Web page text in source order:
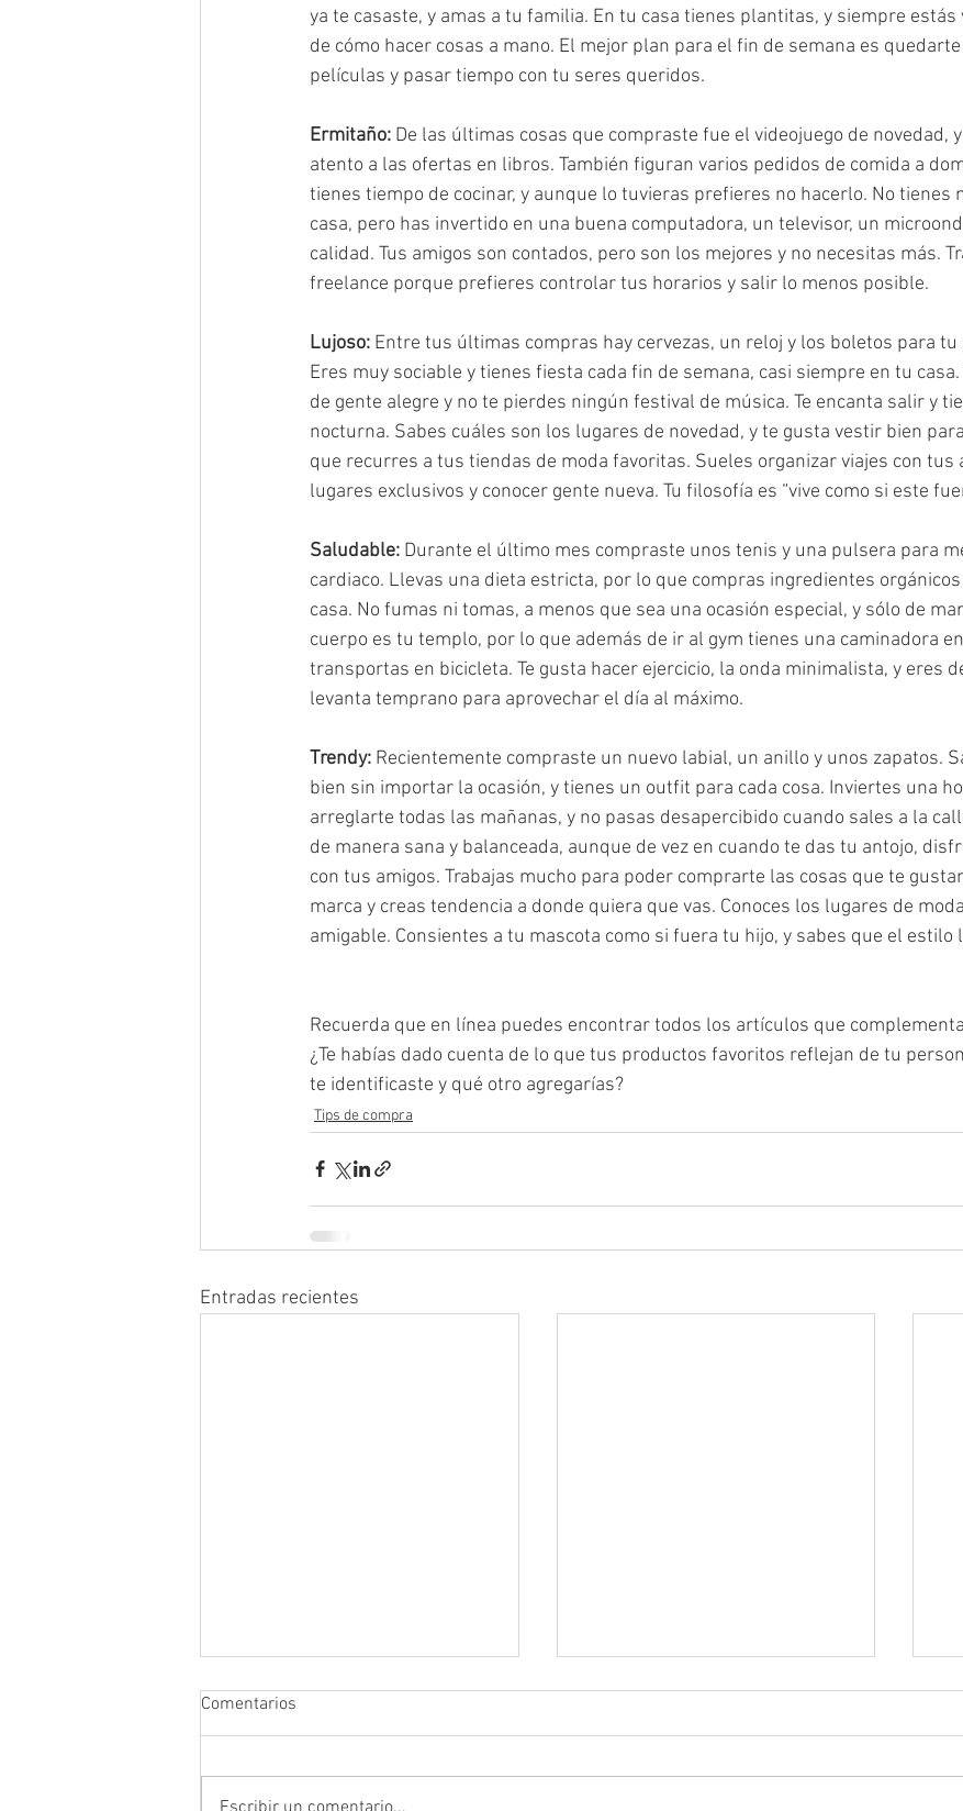
ya te casaste, y amas a tu familia. En tu casa tienes plantitas, y siempre
de cómo hacer cosas a mano. El mejor plan para el fin de semana es
películas y pasar tiempo con tu seres queridos.
Ermitaño: De las últimas cosas que compraste fue el videojuego de novedad,
atento a las ofertas en libros. También figuran varios pedidos de comida a
tienes tiempo de cocinar, y aunque lo tuvieras prefieres no hacerlo. No tienes
casa, pero has invertido en una buena computadora, un televisor, un
calidad. Tus amigos son contados, pero son los mejores y no necesitas más.
freelance porque prefieres controlar tus horarios y salir lo menos posible.
Lujoso: Entre tus últimas compras hay cervezas, un reloj y los boletos para tu
Eres muy sociable y tienes fiesta cada fin de semana, casi siempre en tu
de gente alegre y no te pierdes ningún festival de música. Te encanta salir y
nocturna. Sabes cuáles son los lugares de novedad, y te gusta vestir bien
que recurres a tus tiendas de moda favoritas. Sueles organizar viajes con tus
lugares exclusivos y conocer gente nueva. Tu filosofía es “vive como si este
Saludable: Durante el último mes compraste unos tenis y una pulsera para
cardiaco. Llevas una dieta estricta, por lo que compras ingredientes
casa. No fumas ni tomas, a menos que sea una ocasión especial, y sólo de
cuerpo es tu templo, por lo que además de ir al gym tienes una caminadora
transportas en bicicleta. Te gusta hacer ejercicio, la onda minimalista, y eres
levanta temprano para aprovechar el día al máximo.
Trendy: Recientemente compraste un nuevo labial, un anillo y unos zapatos.
bien sin importar la ocasión, y tienes un outfit para cada cosa. Inviertes una
arreglarte todas las mañanas, y no pasas desapercibido cuando sales a la
de manera sana y balanceada, aunque de vez en cuando te das tu antojo,
con tus amigos. Trabajas mucho para poder comprarte las cosas que te
marca y creas tendencia a donde quiera que vas. Conoces los lugares de
amigable. Consientes a tu mascota como si fuera tu hijo, y sabes que el estilo
Recuerda que en línea puedes encontrar todos los artículos que
¿Te habías dado cuenta de lo que tus productos favoritos reflejan de tu
te identificaste y qué otro agregarías?
Tips de compra
Entradas recientes
Comentarios